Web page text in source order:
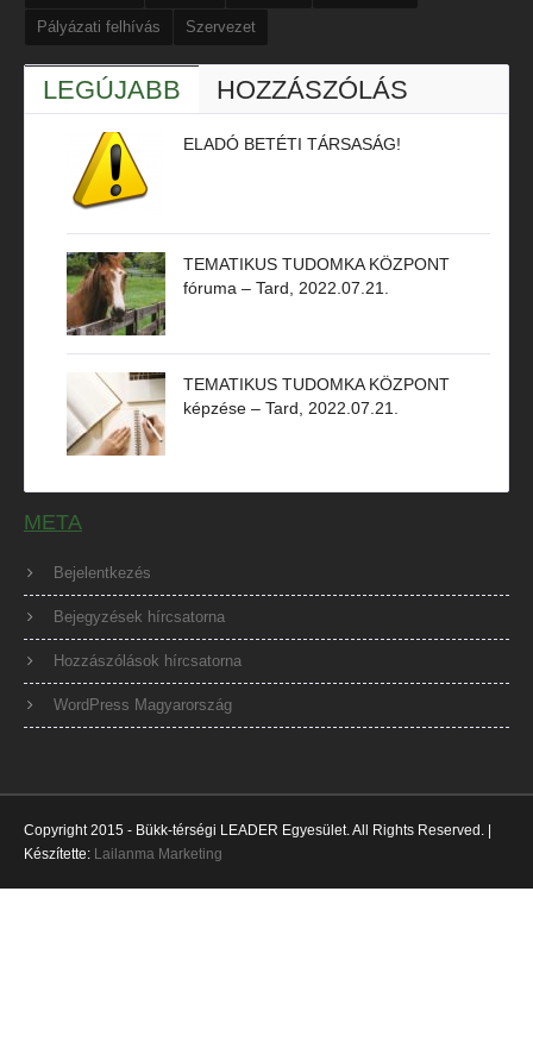
Pályázati felhívás Szervezet
LEGÚJABB HOZZÁSZÓLÁS
ELADÓ BETÉTI TÁRSASÁG!
TEMATIKUS TUDOMKA KÖZPONT
fóruma – Tard, 2022.07.21.
TEMATIKUS TUDOMKA KÖZPONT
képzése – Tard, 2022.07.21.
META
Bejelentkezés
Bejegyzések hírcsatorna
Hozzászólások hírcsatorna
WordPress Magyarország
Copyright 2015 - Bükk-térségi LEADER Egyesület. All Rights Reserved. |
Készítette: Lailanma Marketing